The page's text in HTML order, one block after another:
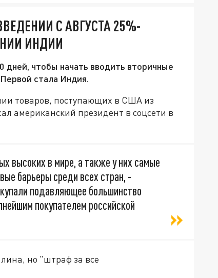
С АВГУСТА 25%-
ИНДИИ
чтобы начать вводить вторичные
стала Индия.
товаров, поступающих в США из
американский президент в соцсети в
высоких в мире, а также у них самые
барьеры среди всех стран, -
подавляющее большинство
покупателем российской
но "штраф за все